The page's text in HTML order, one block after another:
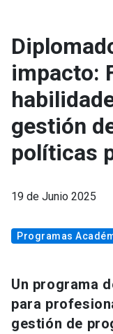
impacto:
gestión
políticas
19 de Junio 2025
Programas
Un programa
para
gestión de